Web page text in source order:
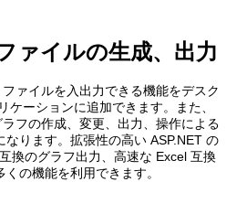
ァイルの生成、出力
ァイルを入出力できる機能をデスク
ケーションに追加できます。また、
フの作成、変更、出力、操作による
ります。拡張性の高い ASP.NET の
換のグラフ出力、高速な Excel 互換
の機能を利用できます。